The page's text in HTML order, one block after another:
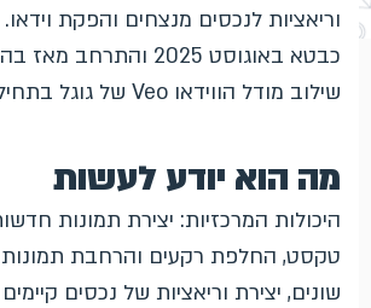
וריאציות לנכסים מנצחים והפקת
כבטא באוגוסט 2025
שילוב מודל הווידאו Veo של גוגל בתחילת 2026.
מה הוא יודע לעשות
היכולות המרכזיות: יצירת תמונות
טקסט, החלפת רקעים והרחבת תמונות
שונים, יצירת וריאציות של נכסים קיימים